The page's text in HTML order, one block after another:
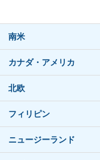
南米
カナダ・アメリカ
北欧
フィリピン
ニュージーランド